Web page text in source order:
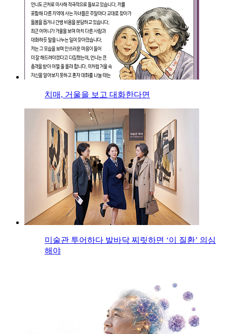
치매, 거울을 보고 대화한다면
미술관 투어하다 발바닥 찌릿하면 ‘이 질환’ 의심
해야